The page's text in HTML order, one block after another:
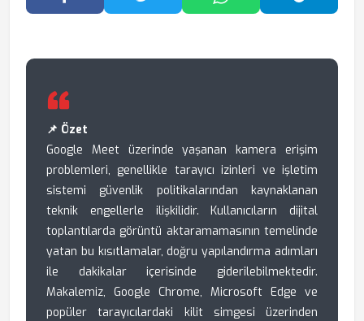
Facebook'ta PaylaşTwitter'da PaylaşWhatsApp'ta Paylaş
📌 Özet
Google Meet üzerinde yaşanan kamera erişim
problemleri, genellikle tarayıcı izinleri ve işletim
sistemi güvenlik politikalarından kaynaklanan
teknik engellerle ilişkilidir. Kullanıcıların dijital
toplantılarda görüntü aktaramamasının temelinde
yatan bu kısıtlamalar, doğru yapılandırma adımları
ile dakikalar içerisinde giderilebilmektedir.
Makalemiz, Google Chrome, Microsoft Edge ve
popüler tarayıcılardaki kilit simgesi üzerinden